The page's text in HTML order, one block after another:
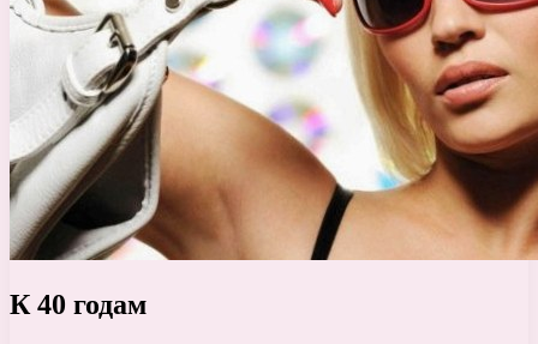
К 40 годам